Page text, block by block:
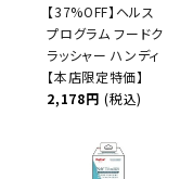
【37%OFF】ヘルス
プログラム フードク
ラッシャー ハンディ
【本店限定特価】
2,178円 (税込)